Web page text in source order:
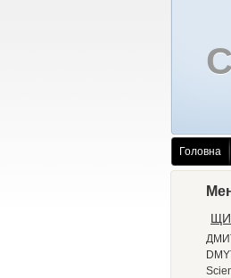
Головна